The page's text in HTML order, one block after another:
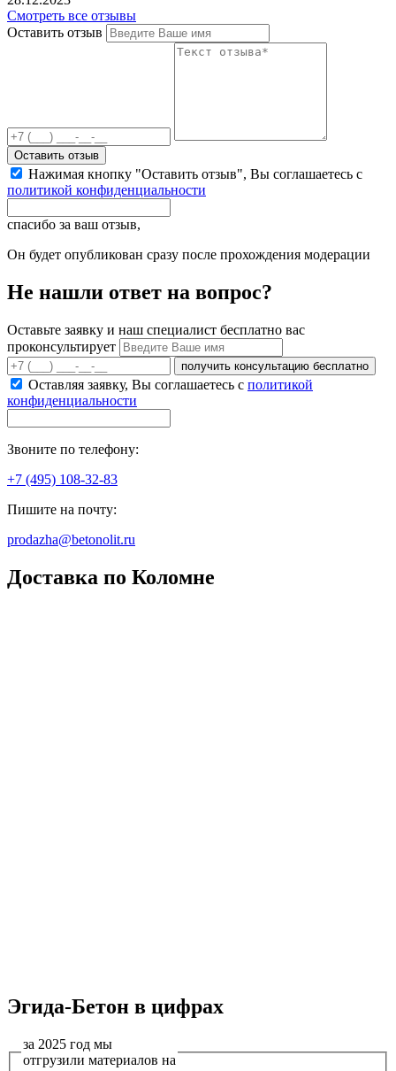
Смотреть все отзывы
Оставить отзыв
Оставить отзыв
Нажимая кнопку "Оставить отзыв", Вы соглашаетесь с
политикой конфиденциальности
спасибо за ваш отзыв,
Он будет опубликован сразу после прохождения модерации
Не нашли ответ на вопрос?
Оставьте заявку и наш специалист бесплатно вас
проконсультирует
получить консультацию бесплатно
Оставляя заявку, Вы соглашаетесь с политикой
конфиденциальности
Звоните по телефону:
+7 (495) 108-32-83
Пишите на почту:
prodazha@betonolit.ru
Доставка по Коломне
Эгида-Бетон в цифрах
за 2025 год мы
отгрузили материалов на